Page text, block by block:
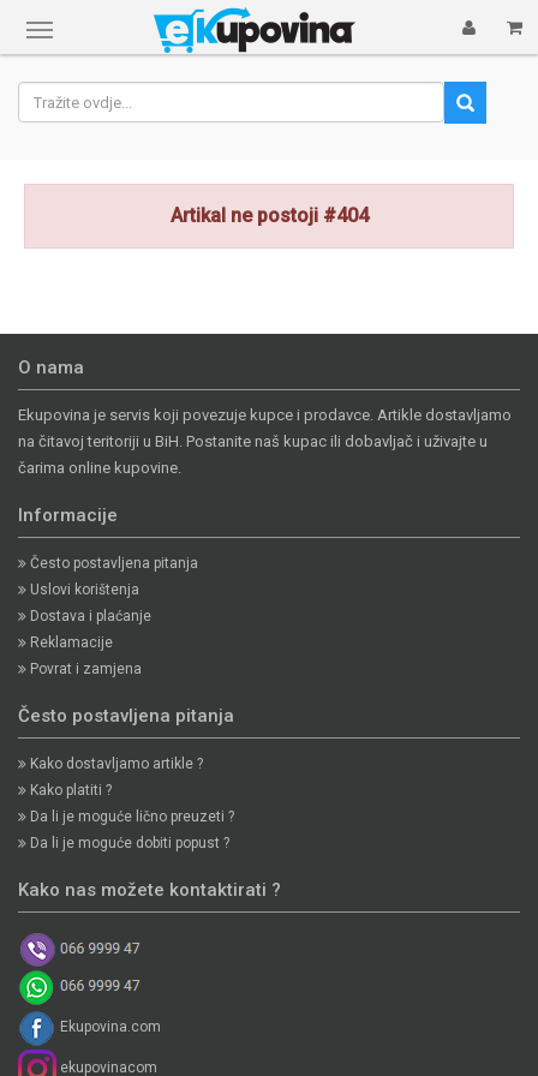
Prikaži
navigaciju
Artikal ne postoji #404
O nama
Ekupovina je servis koji povezuje kupce i prodavce. Artikle dostavljamo
na čitavoj teritoriji u BiH. Postanite naš kupac ili dobavljač i uživajte u
čarima online kupovine.
Informacije
Često postavljena pitanja
Uslovi korištenja
Dostava i plaćanje
Reklamacije
Povrat i zamjena
Često postavljena pitanja
Kako dostavljamo artikle ?
Kako platiti ?
Da li je moguće lično preuzeti ?
Da li je moguće dobiti popust ?
Kako nas možete kontaktirati ?
Ekupovina.com
ekupovinacom